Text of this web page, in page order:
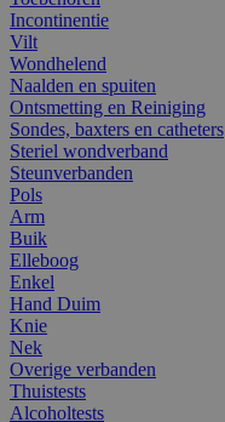
Incontinentie
Vilt
Wondhelend
Naalden en spuiten
Ontsmetting en Reiniging
Sondes, baxters en catheters
Steriel wondverband
Steunverbanden
Pols
Arm
Buik
Elleboog
Enkel
Hand Duim
Knie
Nek
Overige verbanden
Thuistests
Alcoholtests